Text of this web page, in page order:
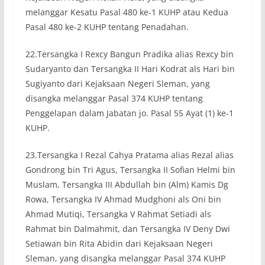
melanggar Kesatu Pasal 480 ke-1 KUHP atau Kedua
Pasal 480 ke-2 KUHP tentang Penadahan.
22.Tersangka I Rexcy Bangun Pradika alias Rexcy bin
Sudaryanto dan Tersangka II Hari Kodrat als Hari bin
Sugiyanto dari Kejaksaan Negeri Sleman, yang
disangka melanggar Pasal 374 KUHP tentang
Penggelapan dalam Jabatan jo. Pasal 55 Ayat (1) ke-1
KUHP.
23.Tersangka I Rezal Cahya Pratama alias Rezal alias
Gondrong bin Tri Agus, Tersangka II Sofian Helmi bin
Muslam, Tersangka III Abdullah bin (Alm) Kamis Dg
Rowa, Tersangka IV Ahmad Mudghoni als Oni bin
Ahmad Mutiqi, Tersangka V Rahmat Setiadi als
Rahmat bin Dalmahmit, dan Tersangka IV Deny Dwi
Setiawan bin Rita Abidin dari Kejaksaan Negeri
Sleman, yang disangka melanggar Pasal 374 KUHP